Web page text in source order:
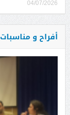
04/07/2026
أفراح و مناسبات